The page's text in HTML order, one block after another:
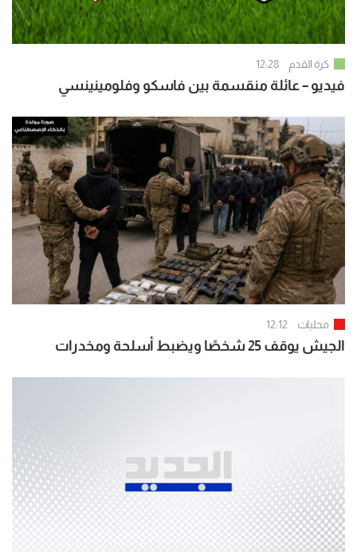
كرة القدم 12:28
فيديو – عائلة منقسمة بين فاسكو وفلومينينسي
محليات 12:12
الجيش يوقف 25 شخصًا ويضبط أسلحة ومخدرات